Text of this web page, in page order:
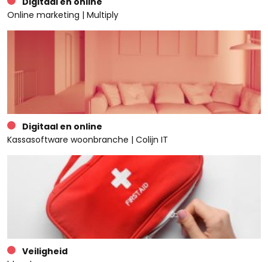
Online marketing | Multiply
Digitaal en online
Kassasoftware woonbranche | Colijn IT
Veiligheid